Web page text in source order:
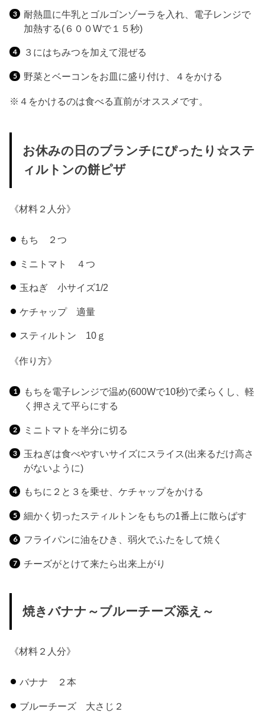
耐熱皿に牛乳とゴルゴンゾーラを入れ、電子レンジで
加熱する(６００Wで１５秒)
３にはちみつを加えて混ぜる
野菜とベーコンをお皿に盛り付け、４をかける
※４をかけるのは食べる直前がオススメです。
お休みの日のブランチにぴったり☆ステ
ィルトンの餅ピザ
《材料２人分》
もち ２つ
ミニトマト ４つ
玉ねぎ 小サイズ1/2
ケチャップ 適量
スティルトン 10ｇ
《作り方》
もちを電子レンジで温め(600Wで10秒)で柔らくし、軽
く押さえて平らにする
ミニトマトを半分に切る
玉ねぎは食べやすいサイズにスライス(出来るだけ高さ
がないように)
もちに２と３を乗せ、ケチャップをかける
細かく切ったスティルトンをもちの1番上に散らばす
フライパンに油をひき、弱火でふたをして焼く
チーズがとけて来たら出来上がり
焼きバナナ～ブルーチーズ添え～
《材料２人分》
バナナ ２本
ブルーチーズ 大さじ２